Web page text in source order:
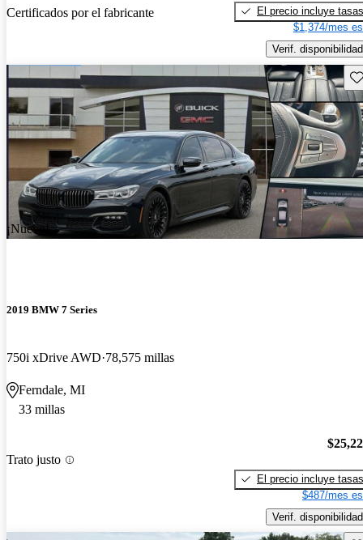
Certificados por el fabricante
El precio incluye tasas
$1,374/mes
Verif. disponibilidad
¡Nuevo!
2019 BMW 7 Series
750i xDrive AWD 78,575 millas
Ferndale, MI
33 millas
Trato justo
El precio incluye tasas
$487/mes
Verif. disponibilidad